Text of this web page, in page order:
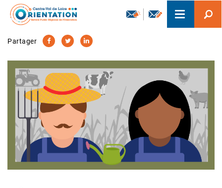
Aller
contenu
principal
Toggle
navigation
Partager